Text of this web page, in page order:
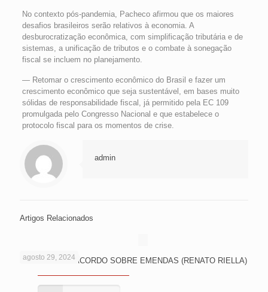
No contexto pós-pandemia, Pacheco afirmou que os maiores
desafios brasileiros serão relativos à economia. A
desburocratização econômica, com simplificação tributária e de
sistemas, a unificação de tributos e o combate à sonegação
fiscal se incluem no planejamento.
— Retomar o crescimento econômico do Brasil e fazer um
crescimento econômico que seja sustentável, em bases muito
sólidas de responsabilidade fiscal, já permitido pela EC 109
promulgada pelo Congresso Nacional e que estabelece o
protocolo fiscal para os momentos de crise.
admin
Artigos Relacionados
agosto 29, 2024
PODERES EM ACORDO SOBRE EMENDAS (RENATO RIELLA)